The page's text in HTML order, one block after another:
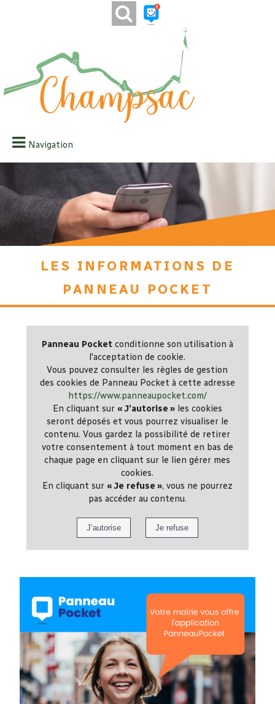
Navigation
Les informations de
Panneau Pocket
Panneau Pocket conditionne son utilisation à
l'acceptation de cookie.
Vous pouvez consulter les règles de gestion
des cookies de Panneau Pocket à cette adresse
https://www.panneaupocket.com/
En cliquant sur « J’autorise »les cookies
seront déposés et vous pourrez visualiser le
contenu. Vous gardez la possibilité de retirer
votre consentement à tout moment en bas de
chaque page en cliquant sur le lien gérer mes
cookies.
En cliquant sur « Je refuse », vous ne pourrez
pas accéder au contenu.